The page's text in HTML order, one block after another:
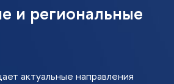
и региональные
актуальные направления